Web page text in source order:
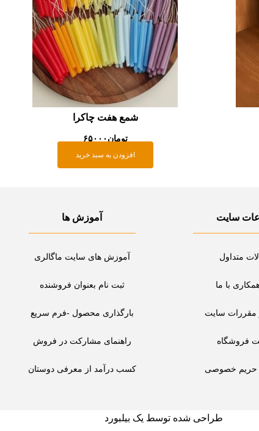
شمع هفت چاکرا
تومان۶۵۰۰۰
افزودن به سبد خرید
سایت
متداول
با ما
مقررات سایت
فروشگاه
خصوصی
آموزش ها
آموزش های سایت ماگالری
ثبت نام بعنوان فروشنده
بارگذاری محصول -فرم سریع
راهنمای مشارکت در فروش
کسب درآمد از معرفی دوستان
طراحی شده توسط یک بیلبورد